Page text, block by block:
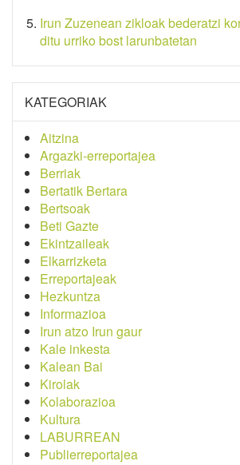
Irun Zuzenean zikloak bederatzi
ditu urriko bost larunbatetan
KATEGORIAK
Aitzina
Argazki-erreportajea
Berriak
Bertatik Bertara
Bertsoak
Beti Gazte
Ekintzaileak
Elkarrizketa
Erreportajeak
Hezkuntza
Informazioa
Irun atzo Irun gaur
Kale inkesta
Kalean Bai
Kirolak
Kolaborazioa
Kultura
LABURREAN
Publierreportajea